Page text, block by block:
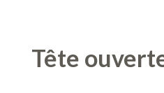
Tête